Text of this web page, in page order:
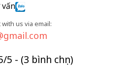
us via email:
5 - (3 bình chọn)